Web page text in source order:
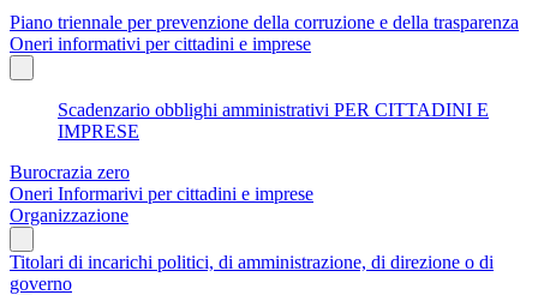
Piano triennale per prevenzione della corruzione e della trasparenza
Oneri informativi per cittadini e imprese
Scadenzario obblighi amministrativi PER CITTADINI E
IMPRESE
Burocrazia zero
Oneri Informarivi per cittadini e imprese
Organizzazione
Titolari di incarichi politici, di amministrazione, di direzione o di
governo